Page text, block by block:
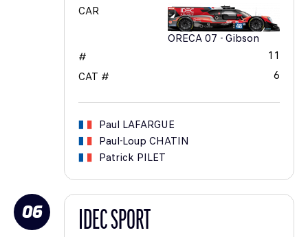
CAR
ORECA 07 - Gibson
#
11
CAT #
6
Paul LAFARGUE
Paul-Loup CHATIN
Patrick PILET
06 IDEC SPORT